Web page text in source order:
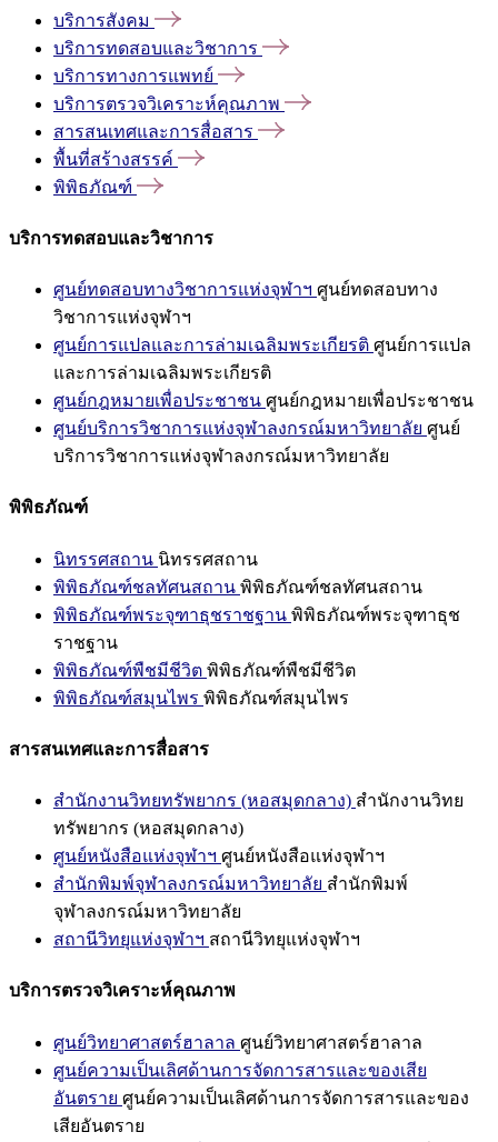
บริการสังคม
บริการทดสอบและวิชาการ
บริการทางการแพทย์
บริการตรวจวิเคราะห์คุณภาพ
สารสนเทศและการสื่อสาร
พื้นที่สร้างสรรค์
พิพิธภัณฑ์
บริการทดสอบและวิชาการ
ศูนย์ทดสอบทางวิชาการแห่งจุฬาฯ ศูนย์ทดสอบทาง
วิชาการแห่งจุฬาฯ
ศูนย์การแปลและการล่ามเฉลิมพระเกียรติ ศูนย์การแปล
และการล่ามเฉลิมพระเกียรติ
ศูนย์กฎหมายเพื่อประชาชน ศูนย์กฎหมายเพื่อประชาชน
ศูนย์บริการวิชาการแห่งจุฬาลงกรณ์มหาวิทยาลัย ศูนย์
บริการวิชาการแห่งจุฬาลงกรณ์มหาวิทยาลัย
พิพิธภัณฑ์
นิทรรศสถาน นิทรรศสถาน
พิพิธภัณฑ์ชลทัศนสถาน พิพิธภัณฑ์ชลทัศนสถาน
พิพิธภัณฑ์พระจุฑาธุชราชฐาน พิพิธภัณฑ์พระจุฑาธุช
ราชฐาน
พิพิธภัณฑ์พืชมีชีวิต พิพิธภัณฑ์พืชมีชีวิต
พิพิธภัณฑ์สมุนไพร พิพิธภัณฑ์สมุนไพร
สารสนเทศและการสื่อสาร
สำนักงานวิทยทรัพยากร (หอสมุดกลาง) สำนักงานวิทย
ทรัพยากร (หอสมุดกลาง)
ศูนย์หนังสือแห่งจุฬาฯ ศูนย์หนังสือแห่งจุฬาฯ
สำนักพิมพ์จุฬาลงกรณ์มหาวิทยาลัย สำนักพิมพ์
จุฬาลงกรณ์มหาวิทยาลัย
สถานีวิทยุแห่งจุฬาฯ สถานีวิทยุแห่งจุฬาฯ
บริการตรวจวิเคราะห์คุณภาพ
ศูนย์วิทยาศาสตร์ฮาลาล ศูนย์วิทยาศาสตร์ฮาลาล
ศูนย์ความเป็นเลิศด้านการจัดการสารและของเสีย
อันตราย ศูนย์ความเป็นเลิศด้านการจัดการสารและของ
เสียอันตราย